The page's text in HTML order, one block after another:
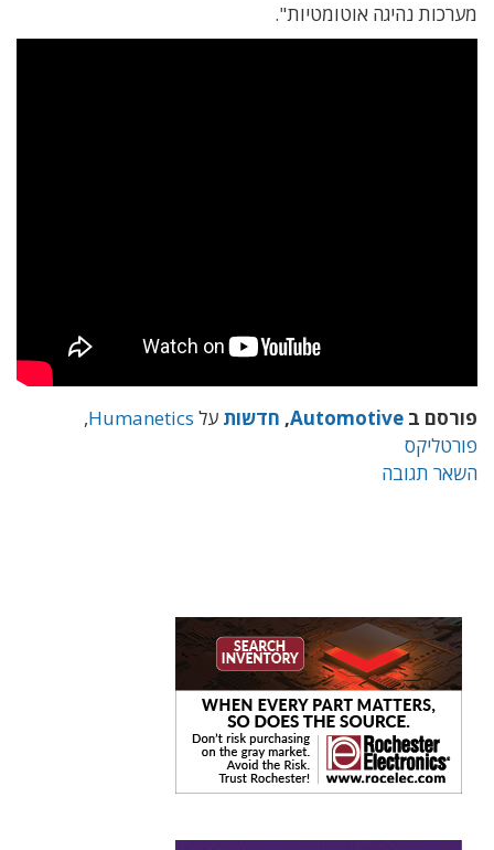
מערכות נהיגה אוטומטיות".
פורסם ב Automotive
, חדשות על Humanetics
,
פורטליקס
השאר תגובה